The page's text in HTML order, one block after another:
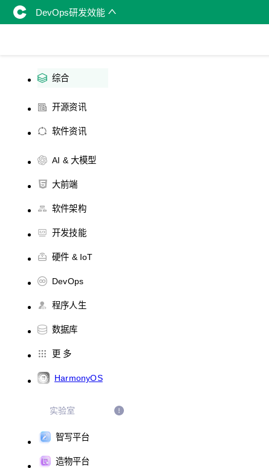
DevOps研发效能
综合
开源资讯
软件资讯
AI & 大模型
大前端
软件架构
开发技能
硬件 & IoT
DevOps
程序人生
数据库
更 多
HarmonyOS
实验室
智写平台
造物平台